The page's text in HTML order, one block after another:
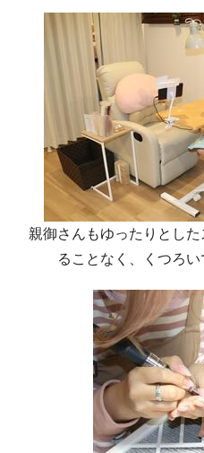
親御さんもゆったりとし
ることなく、くつろ